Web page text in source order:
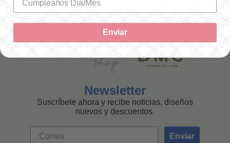
Newsletter
Suscríbete ahora y recibe noticias, diseños
nuevos y descuentos.
Enviar
Enviar